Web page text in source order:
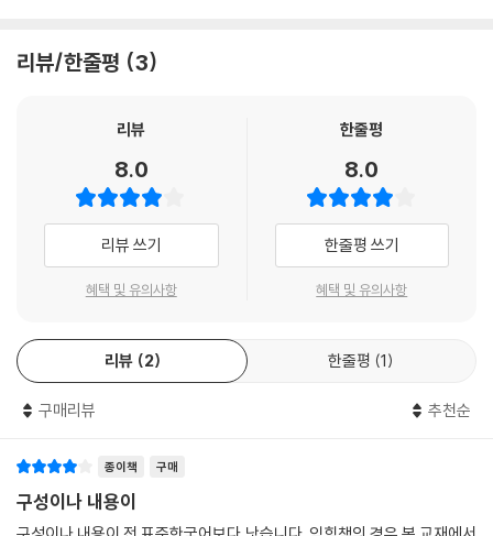
리뷰/한줄평 3
리뷰
8.0
리뷰 쓰기
혜택 및 유의사항
한줄평
8.0
한줄평 쓰기
혜택 및 유의사항
리뷰 2 한줄평 1
구매리뷰 추천순
종이책 구매
구성이나 내용이